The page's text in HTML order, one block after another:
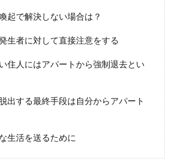
パート入居時・入居中火災保険に
らないとどうなる？
でにアパートに住んでいる方のほとんどが、
たことがある...
貸アパートの契約書はどんな時に
起で解決しない場合は？
生者に対して直接注意をする
住人にはアパートから強制退去とい
出する最終手段は自分からアパート
生活を送るために